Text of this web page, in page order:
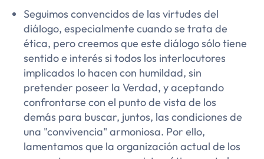
Seguimos convencidos de las virtudes del
diálogo, especialmente cuando se trata de
ética, pero creemos que este diálogo sólo tiene
sentido e interés si todos los interlocutores
implicados lo hacen con humildad, sin
pretender poseer la Verdad, y aceptando
confrontarse con el punto de vista de los
demás para buscar, juntos, las condiciones de
una "convivencia" armoniosa. Por ello,
lamentamos que la organización actual de los